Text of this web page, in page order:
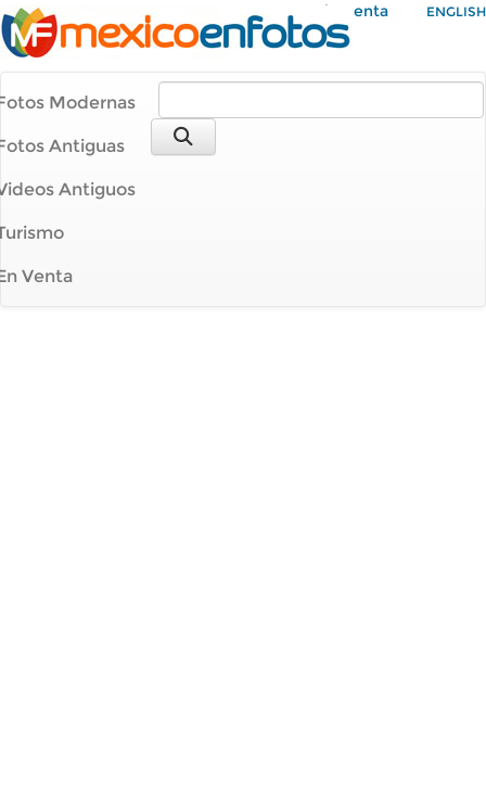
Mi Cuenta ENGLISH
Modernas
Antiguas
Antiguos
Venta